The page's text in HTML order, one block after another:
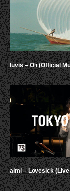
luvis – Oh (Official
aimi – Lovesick